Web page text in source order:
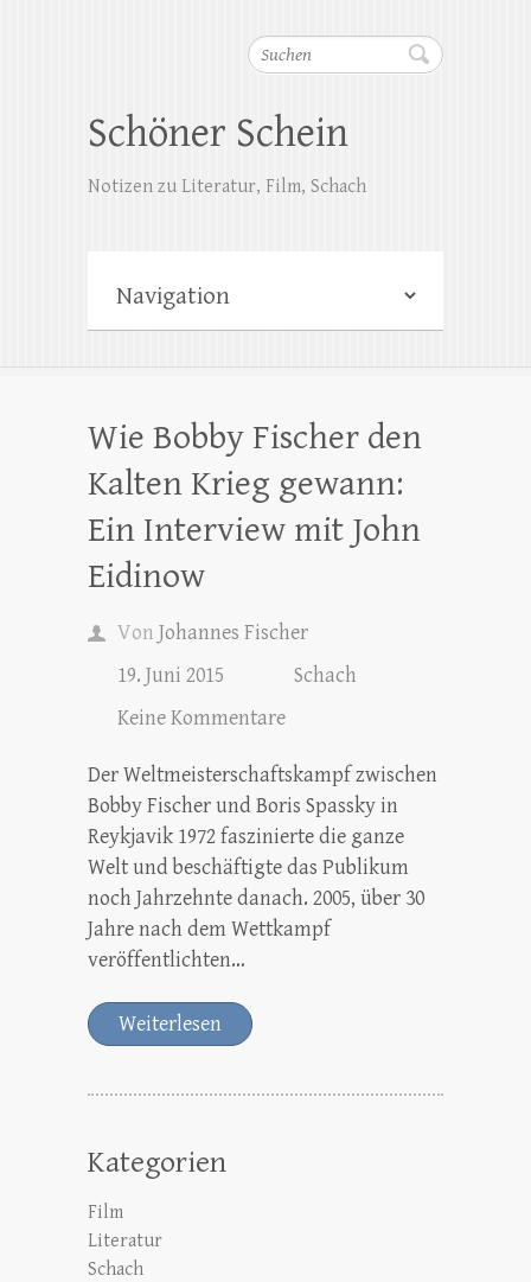
Suchen
Schöner Schein
Notizen zu Literatur, Film, Schach
Wie Bobby Fischer den
Kalten Krieg gewann:
Ein Interview mit John
Eidinow
Von Johannes Fischer
19. Juni 2015
Schach
Keine Kommentare
Der Weltmeisterschaftskampf zwischen
Bobby Fischer und Boris Spassky in
Reykjavik 1972 faszinierte die ganze
Welt und beschäftigte das Publikum
noch Jahrzehnte danach. 2005, über 30
Jahre nach dem Wettkampf
veröffentlichten…
Weiterlesen
Kategorien
Film
Literatur
Schach